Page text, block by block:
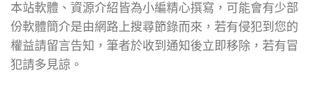
本站軟體、資源介紹皆為小編精心撰寫，可能會有少部
份軟體簡介是由網路上搜尋節錄而來，若有侵犯到您的
權益請留言告知，筆者於收到通知後立即移除，若有冒
犯請多見諒。